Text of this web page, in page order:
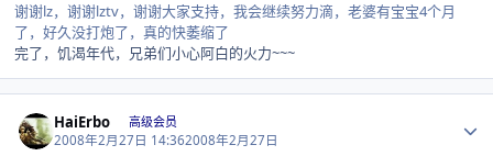
谢谢lz，谢谢lztv，谢谢大家支持，我会继续努力滴，老婆有宝宝4个月
了，好久没打炮了，真的快萎缩了
完了，饥渴年代，兄弟们小心阿白的火力~~~
HaiErbo 高级会员
2008年2月27日 14:362008年2月27日